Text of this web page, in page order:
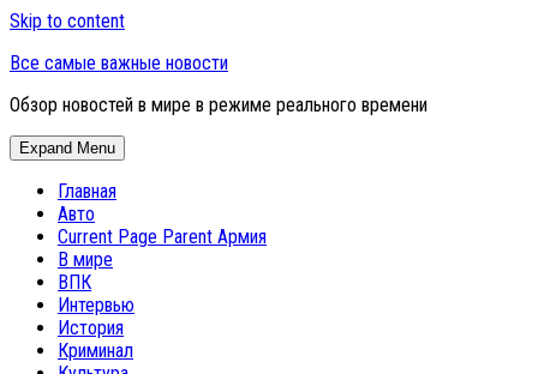
Skip to content
Все самые важные новости
Обзор новостей в мире в режиме реального времени
Expand Menu
Главная
Авто
Current Page Parent Армия
В мире
ВПК
Интервью
История
Криминал